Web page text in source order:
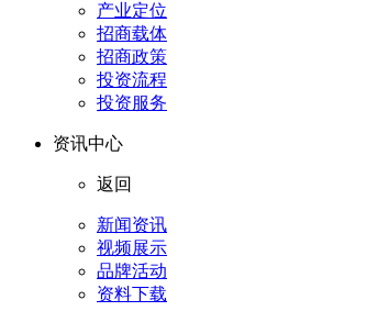
产业定位
招商载体
招商政策
投资流程
投资服务
资讯中心
返回
新闻资讯
视频展示
品牌活动
资料下载